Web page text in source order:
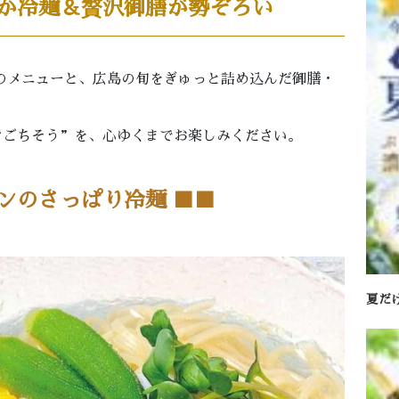
冷麺＆贅沢御膳が勢ぞろい
ニューと、広島の旬をぎゅっと詰め込んだ御膳・
そう”を、心ゆくまでお楽しみください。
のさっぱり冷麺 ■
夏だ